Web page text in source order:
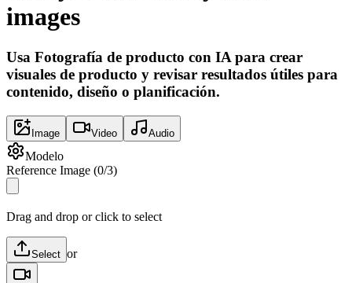
images
Usa Fotografía de producto con IA para crear
visuales de producto y revisar resultados útiles para
contenido, diseño o planificación.
Image Video Audio
Modelo
Reference Image (0/3)
Drag and drop or click to select
Select or